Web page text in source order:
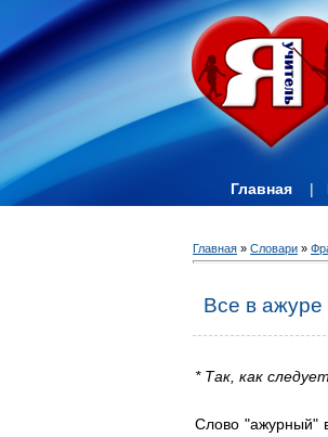
Главная |
Главная » Словари »
Все в ажуре
* Так, как
Слово "ажурный"